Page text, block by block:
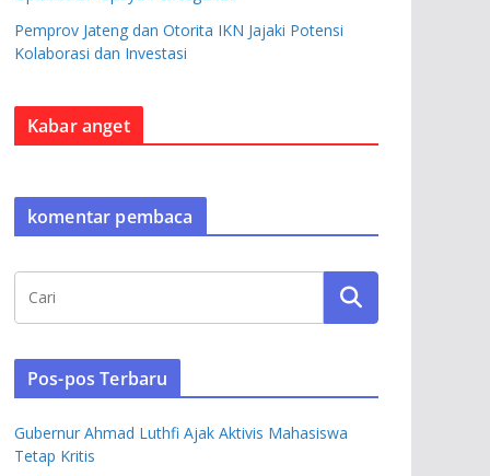
Pemprov Jateng dan Otorita IKN Jajaki Potensi
Kolaborasi dan Investasi
Kabar anget
komentar pembaca
Pos-pos Terbaru
Gubernur Ahmad Luthfi Ajak Aktivis Mahasiswa
Tetap Kritis